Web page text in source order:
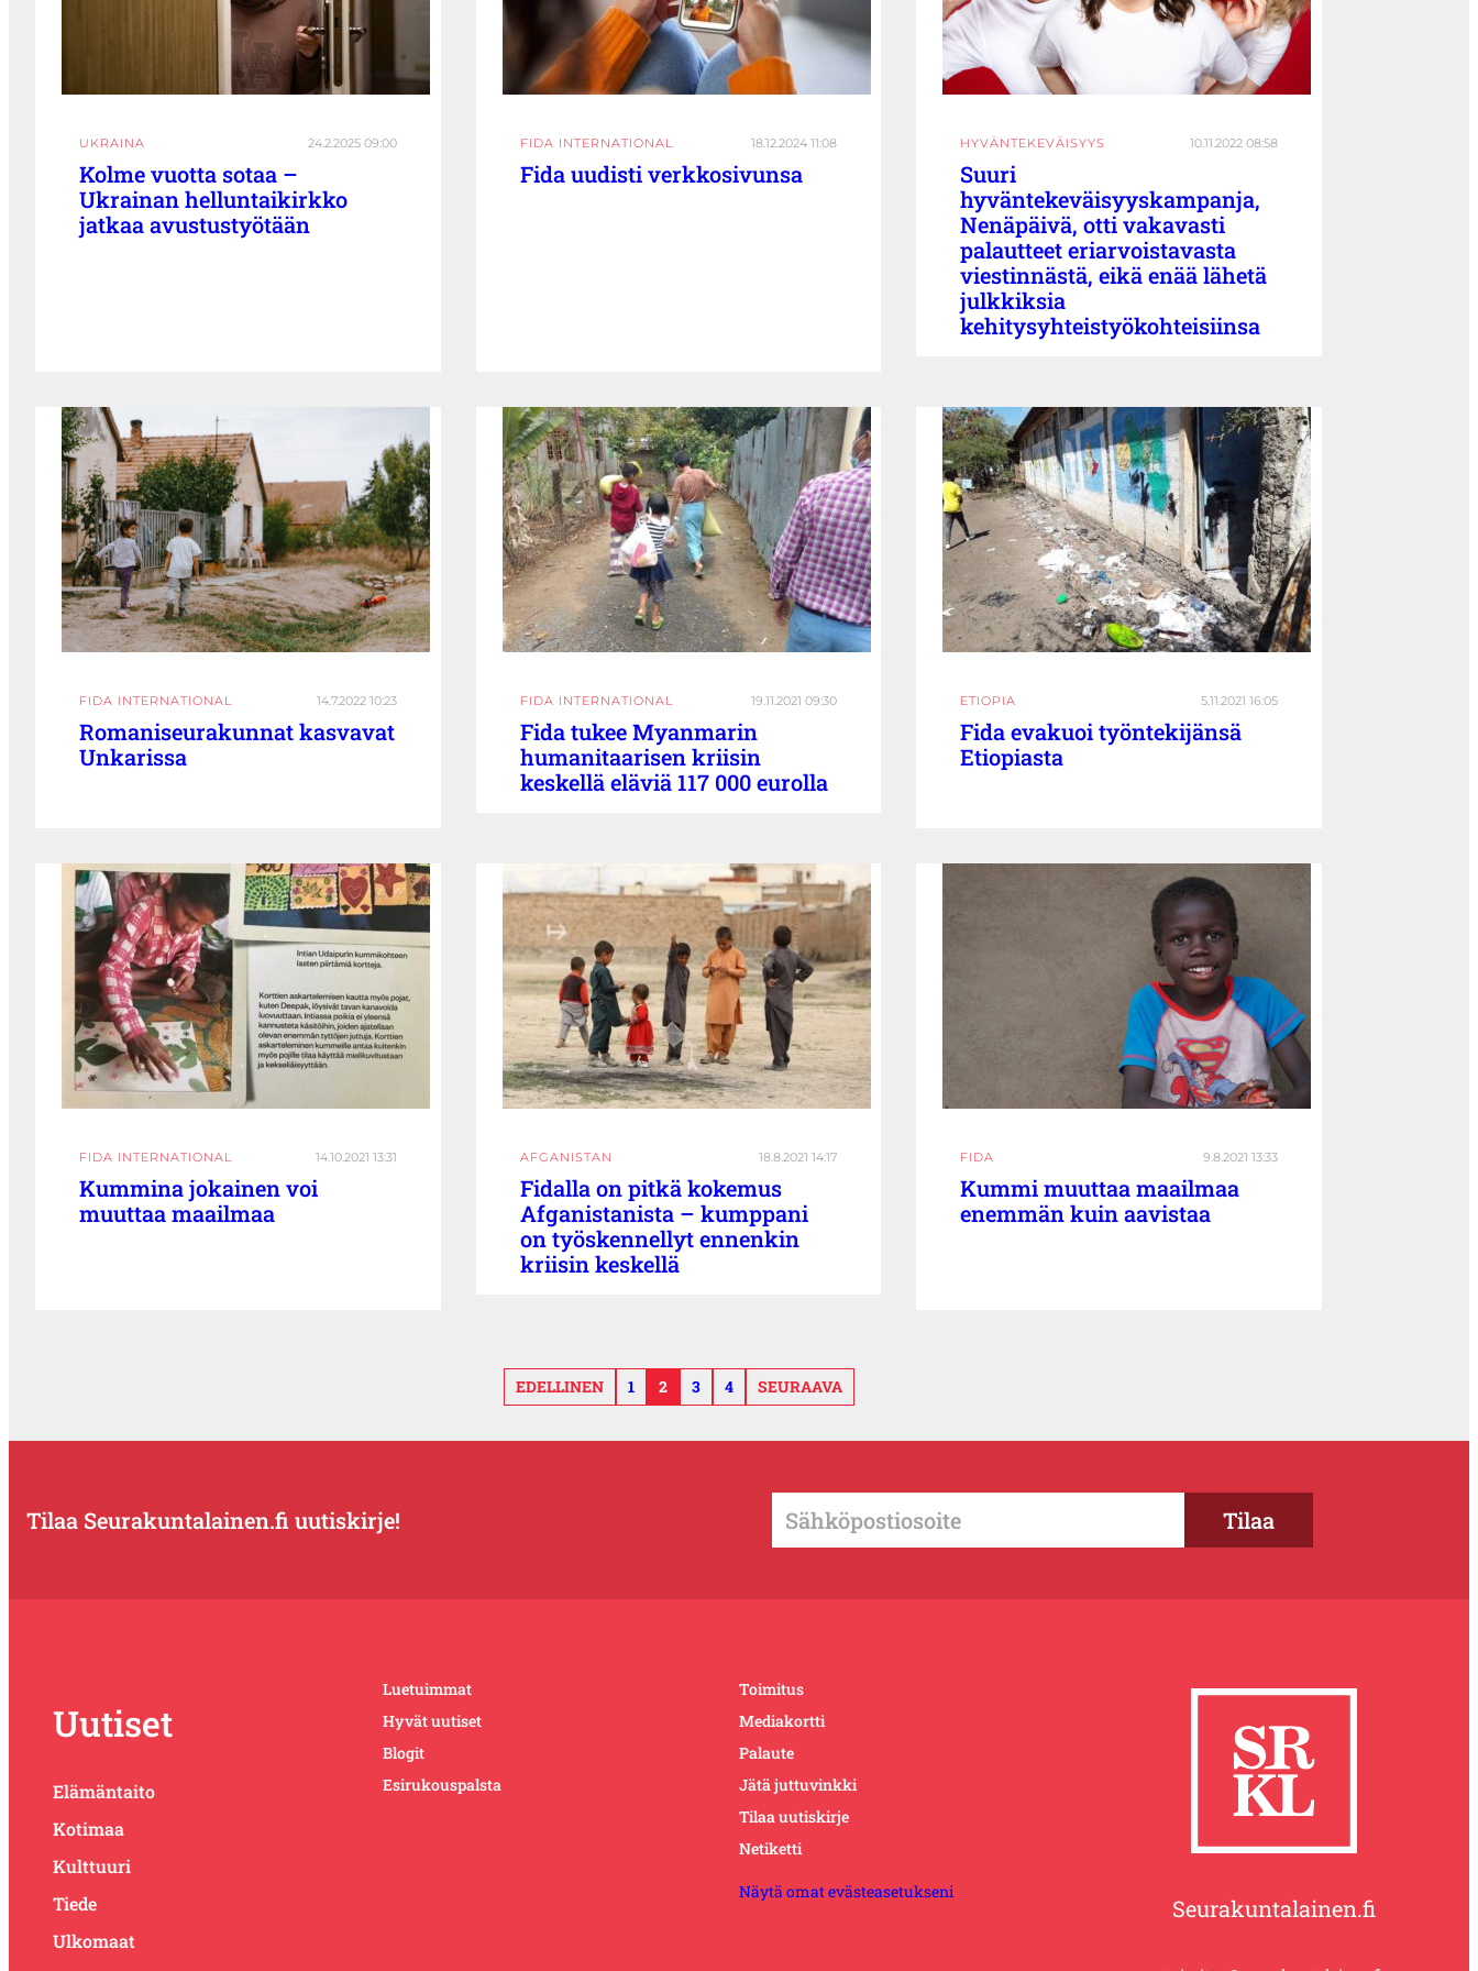
UKRAINA 24.2.2025 09:00
Kolme vuotta sotaa –
Ukrainan helluntaikirkko
jatkaa avustustyötään
FIDA INTERNATIONAL 18.12.2024 11:08
Fida uudisti verkkosivunsa
HYVÄNTEKEVÄISYYS 10.11.2022 08:58
Suuri
hyväntekeväisyyskampanja,
Nenäpäivä, otti vakavasti
palautteet eriarvoistavasta
viestinnästä, eikä enää lähetä
julkkiksia
kehitysyhteistyökohteisiinsa
FIDA INTERNATIONAL 14.7.2022 10:23
Romaniseurakunnat kasvavat
Unkarissa
FIDA INTERNATIONAL 19.11.2021 09:30
Fida tukee Myanmarin
humanitaarisen kriisin
keskellä eläviä 117 000 eurolla
ETIOPIA 5.11.2021 16:05
Fida evakuoi työntekijänsä
Etiopiasta
FIDA INTERNATIONAL 14.10.2021 13:31
Kummina jokainen voi
muuttaa maailmaa
AFGANISTAN 18.8.2021 14:17
Fidalla on pitkä kokemus
Afganistanista – kumppani
on työskennellyt ennenkin
kriisin keskellä
FIDA 9.8.2021 13:33
Kummi muuttaa maailmaa
enemmän kuin aavistaa
EDELLINEN 1 2 3 4 SEURAAVA
Tilaa Seurakuntalainen.fi uutiskirje!
Uutiset
Elämäntaito
Kotimaa
Kulttuuri
Tiede
Ulkomaat
Luetuimmat
Hyvät uutiset
Blogit
Esirukouspalsta
Toimitus
Mediakortti
Palaute
Jätä juttuvinkki
Tilaa uutiskirje
Netiketti
Näytä omat evästeasetukseni
Seurakuntalainen.fi